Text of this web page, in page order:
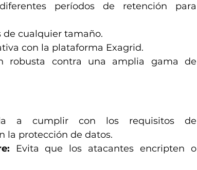
períodos de retención para
de cualquier tamaño.
con la plataforma Exagrid.
robusta contra una amplia gama de
a cumplir con los requisitos de
la protección de datos.
Evita que los atacantes encripten o